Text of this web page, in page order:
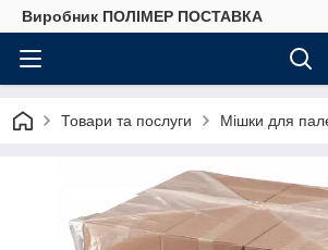
Виробник ПОЛІМЕР ПОСТАВКА
Товари та послуги Мішки для